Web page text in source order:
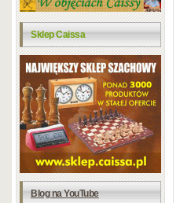
Sklep Caissa
Blog na YouTube